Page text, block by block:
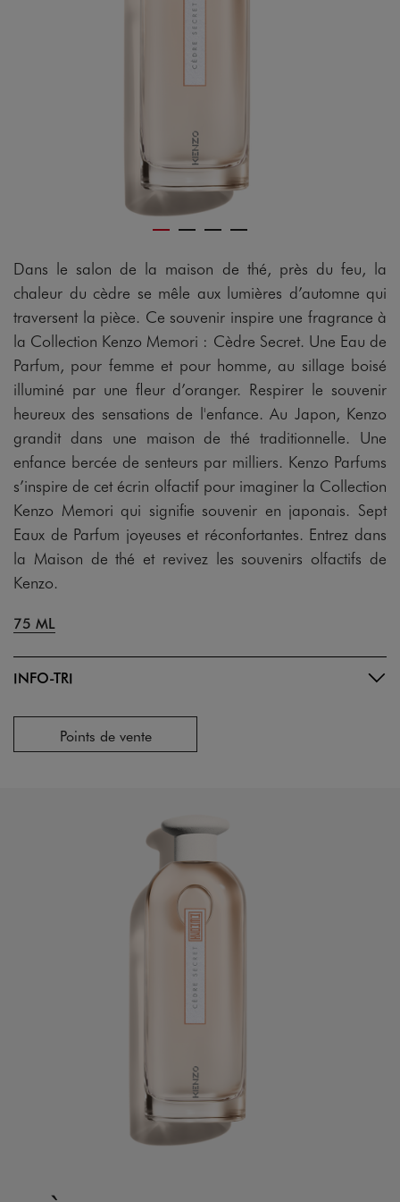
Dans le salon de la maison de thé, près du feu, la
chaleur du cèdre se mêle aux lumières d’automne qui
traversent la pièce. Ce souvenir inspire une fragrance à
la Collection Kenzo Memori : Cèdre Secret. Une Eau de
Parfum, pour femme et pour homme, au sillage boisé
illuminé par une fleur d’oranger. Respirer le souvenir
heureux des sensations de l'enfance. Au Japon, Kenzo
grandit dans une maison de thé traditionnelle. Une
enfance bercée de senteurs par milliers. Kenzo Parfums
s’inspire de cet écrin olfactif pour imaginer la Collection
Kenzo Memori qui signifie souvenir en japonais. Sept
Eaux de Parfum joyeuses et réconfortantes. Entrez dans
la Maison de thé et revivez les souvenirs olfactifs de
Kenzo.
75 ML
INFO-TRI
Points de vente